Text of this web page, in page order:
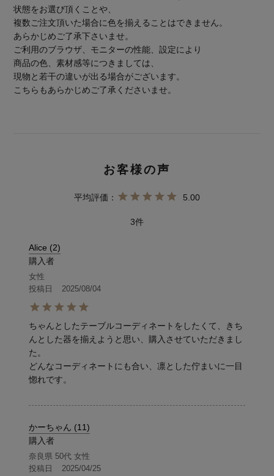
状態をお選び頂くことや、
複数ご注文頂いた場合に色を揃えることはできません。
あらかじめご了承下さいませ。
ご利用のブラウザ、モニターの性能、設定により
商品の色、素材感等につきましては、
現物と若干の違いが出る場合がございます。
こちらもあらかじめご了承くださいませ。
5.00
3
Alice 2
購入者
女性
投稿日
2025/08/04
ちゃんとしたテーブルコーディネートをしたくて、きち
んとした器を揃えようと思い、購入させていただきまし
た。
どんなコーディネートにも合い、凛とした佇まいに一目
惚れです。
かーちゃん 11
購入者
奈良県 50代 女性
投稿日
2025/04/25